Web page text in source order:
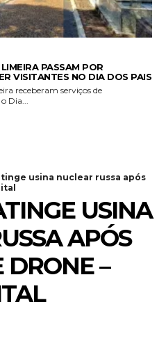
PASSAM POR
VISITANTES NO DIA DOS PAIS
receberam serviços de
Dia...